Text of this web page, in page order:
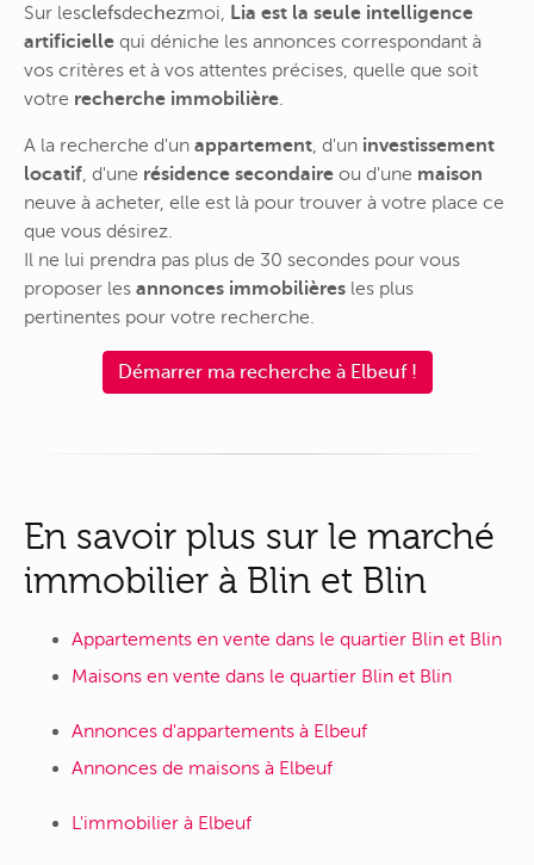
Sur lesclefsdechezmoi, Lia est la seule intelligence
artificielle qui déniche les annonces correspondant à
vos critères et à vos attentes précises, quelle que soit
votre recherche immobilière.
A la recherche d'un appartement, d'un investissement
locatif, d'une résidence secondaire ou d'une maison
neuve à acheter, elle est là pour trouver à votre place ce
que vous désirez.
Il ne lui prendra pas plus de 30 secondes pour vous
proposer les annonces immobilières les plus
pertinentes pour votre recherche.
Démarrer ma recherche à Elbeuf !
En savoir plus sur le marché
immobilier à Blin et Blin
Appartements en vente dans le quartier Blin et Blin
Maisons en vente dans le quartier Blin et Blin
Annonces d'appartements à Elbeuf
Annonces de maisons à Elbeuf
L'immobilier à Elbeuf